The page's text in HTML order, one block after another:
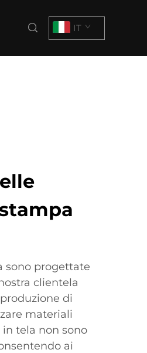
IT
sono progettate
clientela
di
materiali
tela non sono
ai